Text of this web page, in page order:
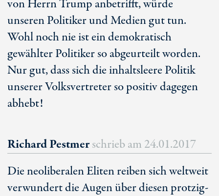
von Herrn Trump anbetrifft, würde
unseren Politiker und Medien gut tun.
Wohl noch nie ist ein demokratisch
gewählter Politiker so abgeurteilt worden.
Nur gut, dass sich die inhaltsleere Politik
unserer Volksvertreter so positiv dagegen
abhebt!
Richard Pestmerschrieb am 24.01.2017
Die neoliberalen Eliten reiben sich weltweit
verwundert die Augen über diesen protzig-